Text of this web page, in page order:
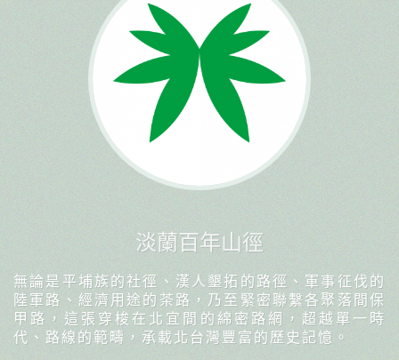
淡蘭百年山徑
無論是平埔族的社徑、漢人墾拓的路徑、軍事征伐的
陸軍路、經濟用途的茶路，乃至緊密聯繫各聚落間保
甲路，這張穿梭在北宜間的綿密路網，超越單一時
代、路線的範疇，承載北台灣豐富的歷史記憶。